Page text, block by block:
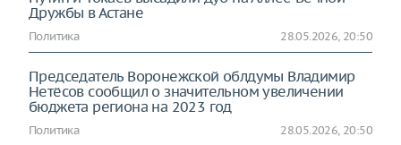
Дружбы в Астане
Политика 28.05.2026, 20:50
Председатель Воронежской облдумы Владимир
Нетёсов сообщил о значительном увеличении
бюджета региона на 2023 год
Политика 28.05.2026, 20:50